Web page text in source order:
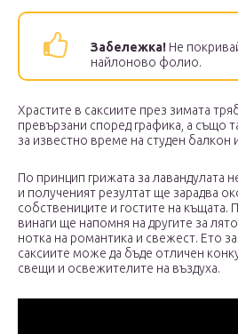
Забележка! Не
найлоново фолио.
Храстите в саксиите през зимата
превързани според графика, а също
за известно време на студен балкон
По принцип грижата за лавандулата
и полученият резултат ще зарадва
собствениците и гостите на къщата.
винаги ще напомня на другите за
нотка на романтика и свежест. Ето
саксиите може да бъде отличен
свещи и освежителите на въздуха.